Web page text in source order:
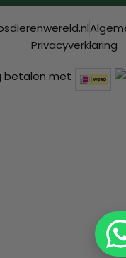
Privacyverklaring
betalen met